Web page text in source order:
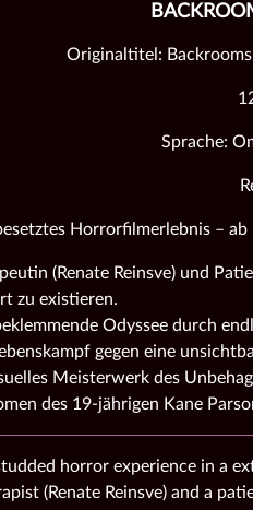
Originaltitel:
Sprache:
Horrorfilmerlebnis – ab
(Renate Reinsve) und
zu existieren.
Odyssee durch
gegen eine
Meisterwerk des
des 19-jährigen Kane
horror experience in a
(Renate Reinsve) and a